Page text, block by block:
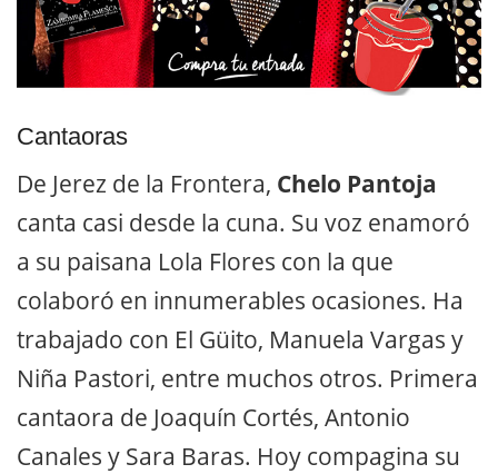
Cantaoras
De Jerez de la Frontera, Chelo Pantoja
canta casi desde la cuna. Su voz enamoró
a su paisana Lola Flores con la que
colaboró en innumerables ocasiones. Ha
trabajado con El Güito, Manuela Vargas y
Niña Pastori, entre muchos otros. Primera
cantaora de Joaquín Cortés, Antonio
Canales y Sara Baras. Hoy compagina su